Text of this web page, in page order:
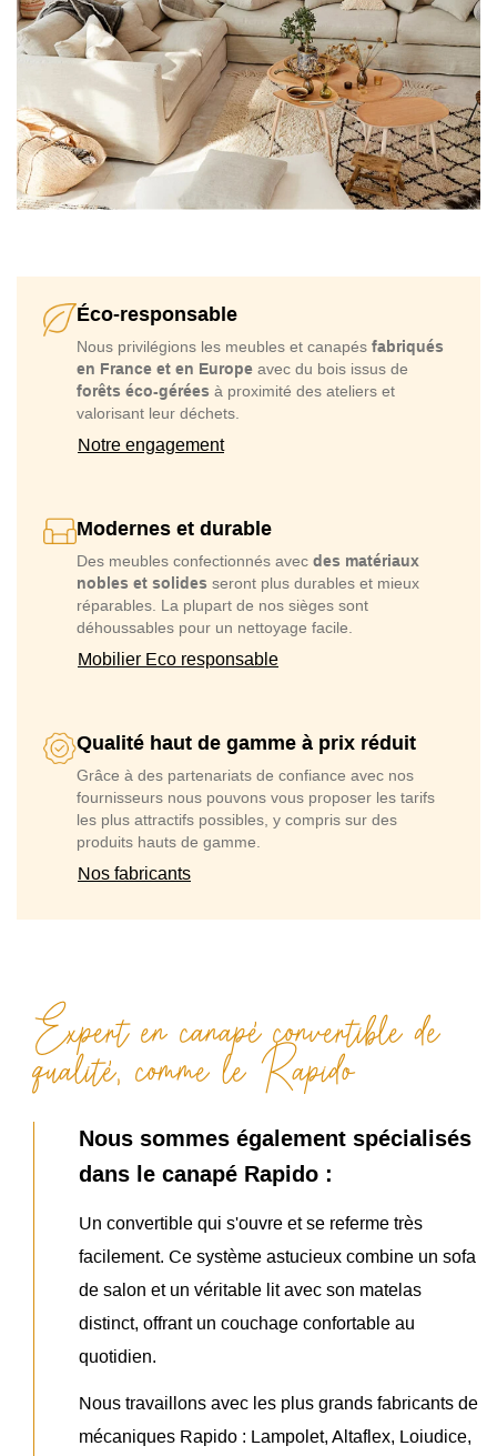
Éco-responsable
Nous privilégions les meubles et canapés fabriqués
en France et en Europe avec du bois issus de
forêts éco-gérées à proximité des ateliers et
valorisant leur déchets.
Notre engagement
Modernes et durable
Des meubles confectionnés avec des matériaux
nobles et solides seront plus durables et mieux
réparables. La plupart de nos sièges sont
déhoussables pour un nettoyage facile.
Mobilier Eco responsable
Qualité haut de gamme à prix réduit
Grâce à des partenariats de confiance avec nos
fournisseurs nous pouvons vous proposer les tarifs
les plus attractifs possibles, y compris sur des
produits hauts de gamme.
Nos fabricants
Expert en canapé convertible de
qualité, comme le Rapido
Nous sommes également spécialisés
dans le canapé Rapido :
Un convertible qui s'ouvre et se referme très
facilement. Ce système astucieux combine un sofa
de salon et un véritable lit avec son matelas
distinct, offrant un couchage confortable au
quotidien.
Nous travaillons avec les plus grands fabricants de
mécaniques Rapido : Lampolet, Altaflex, Loiudice,